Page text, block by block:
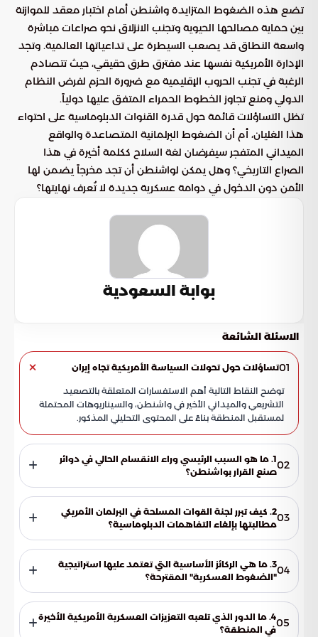
تضع هذه الضغوط المتزايدة واشنطن أمام اختبار معقد للموازنة
بين حماية مصالحها الحيوية وتجنب الانزلاق نحو صراعات مباشرة
واسعة النطاق قد يصعب السيطرة على تداعياتها العالمية. وتجد
الإدارة الأمريكية نفسها عند مفترق طرق حقيقي، حيث تتصادم
الرغبة في تجنب الحروب الإقليمية مع ضرورة الحزم لفرض النظام
الدولي ومنع تجاوز الخطوط الحمراء المتفق عليها دولياً.
تظل التساؤلات قائمة حول قدرة القنوات الدبلوماسية على احتواء
هذا الغليان، أم أن الضغوط البرلمانية المتصاعدة والواقع
الميداني المتفجر سيفرضان لغة السلاح ككلمة أخيرة في هذا
الصراع التاريخي؟ وهل يمكن لواشنطن أن تجد مخرجاً يضمن لها
الأمن دون الدخول في دوامة عسكرية جديدة لا تُعرف نهايتها؟
بوابة السعودية
الاسئلة الشائعة
01تساؤلات حول تحولات السياسة الأمريكية تجاه إيران
توضح النقاط التالية أهم الاستفسارات المتعلقة بالتصعيد
التشريعي والميداني الأخير في واشنطن، والسيناريوهات المحتملة
لمستقبل المنطقة بناءً على المحتوى التحليلي المذكور.
02 1. ما هو السبب الرئيسي وراء الانقسام الحالي في دوائر
صنع القرار بواشنطن؟
الحالية مع إيران. فبينما يميل البيت الأبيض لمنح الدبلوماسية
فرصة أخيرة، يرى مشرعون في الكونجرس أن هذه السياسة فشلت
في تحقيق الردع المطلوب وأدت لتآكل المصالح الاستراتيجية
الأمريكية.
03 2. كيف تبرر لجنة القوات المسلحة في البرلمان الأمريكي
مطالبتها بإلغاء التفاهمات الدبلوماسية؟
تجدي نفعاً في ظل غياب الثقة المتبادلة. وترى أن الضغوط
الميدانية القصوى هي الوسيلة الوحيدة القادرة على ضمان الأمن04 3. ما هي الركائز الأساسية التي تعتمد عليها استراتيجية
"الضغوط العسكرية" المقترحة؟
المنظومات الدفاعية المتقدمة، تسريع العمليات الرامية لتفكيك
البنية التحتية المرتبطة بالبرنامج النووي، واستخدام القوة05 4. ما الدور الذي تلعبه التعزيزات العسكرية الأمريكية الأخيرة
في المنطقة؟